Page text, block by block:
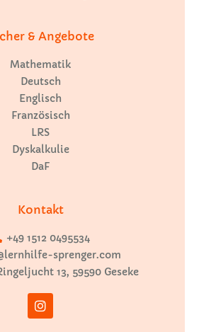
& Angebote
Mathematik
Deutsch
Englisch
Französisch
LRS
Dyskalkulie
DaF
Kontakt
+49 1512 0495534
sprenger.com
13, 59590 Geseke